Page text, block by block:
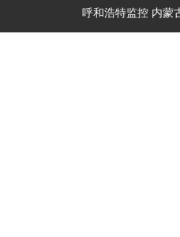
呼和浩特监控 内蒙